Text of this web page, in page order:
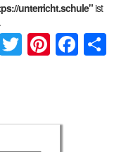
unterricht.schule"ist
WhatsApp
Twitter